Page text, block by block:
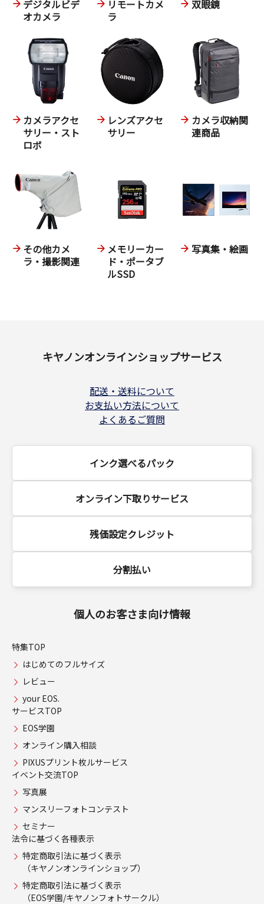
デジタルビデ
オカメラ
リモートカメ
ラ
双眼鏡
カメラアクセ
サリー・スト
ロボ
レンズアクセ
サリー
カメラ収納関
連商品
その他カメ
ラ・撮影関連
メモリーカー
ド・ポータブ
ルSSD
写真集・絵画
キヤノンオンラインショップサービス
配送・送料について
お支払い方法について
よくあるご質問
インク選べるパック
オンライン下取りサービス
残価設定クレジット
分割払い
個人のお客さま向け情報
特集TOP
はじめてのフルサイズ
レビュー
your EOS.
サービスTOP
EOS学園
オンライン購入相談
PIXUSプリント枚ルサービス
イベント交流TOP
写真展
マンスリーフォトコンテスト
セミナー
法令に基づく各種表示
特定商取引法に基づく表示
（キヤノンオンラインショップ）
特定商取引法に基づく表示
（EOS学園/キヤノンフォトサークル）